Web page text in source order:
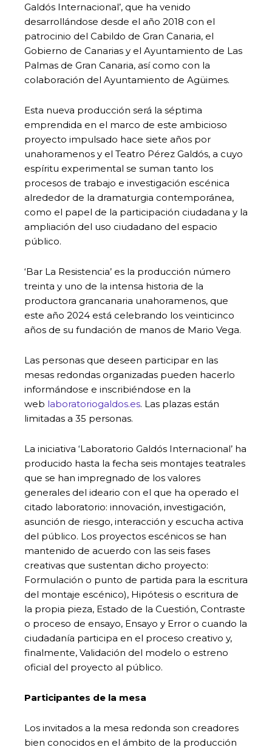
Galdós Internacional’, que ha venido
desarrollándose desde el año 2018 con el
patrocinio del Cabildo de Gran Canaria, el
Gobierno de Canarias y el Ayuntamiento de Las
Palmas de Gran Canaria, así como con la
colaboración del Ayuntamiento de Agüimes.
Esta nueva producción será la séptima
emprendida en el marco de este ambicioso
proyecto impulsado hace siete años por
unahoramenos y el Teatro Pérez Galdós, a cuyo
espíritu experimental se suman tanto los
procesos de trabajo e investigación escénica
alrededor de la dramaturgia contemporánea,
como el papel de la participación ciudadana y la
ampliación del uso ciudadano del espacio
público.
‘Bar La Resistencia’ es la producción número
treinta y uno de la intensa historia de la
productora grancanaria unahoramenos, que
este año 2024 está celebrando los veinticinco
años de su fundación de manos de Mario Vega.
Las personas que deseen participar en las
mesas redondas organizadas pueden hacerlo
informándose e inscribiéndose en la
web laboratoriogaldos.es. Las plazas están
limitadas a 35 personas.
La iniciativa ‘Laboratorio Galdós Internacional’ ha
producido hasta la fecha seis montajes teatrales
que se han impregnado de los valores
generales del ideario con el que ha operado el
citado laboratorio: innovación, investigación,
asunción de riesgo, interacción y escucha activa
del público. Los proyectos escénicos se han
mantenido de acuerdo con las seis fases
creativas que sustentan dicho proyecto:
Formulación o punto de partida para la escritura
del montaje escénico), Hipótesis o escritura de
la propia pieza, Estado de la Cuestión, Contraste
o proceso de ensayo, Ensayo y Error o cuando la
ciudadanía participa en el proceso creativo y,
finalmente, Validación del modelo o estreno
oficial del proyecto al público.
Participantes de la mesa
Los invitados a la mesa redonda son creadores
bien conocidos en el ámbito de la producción